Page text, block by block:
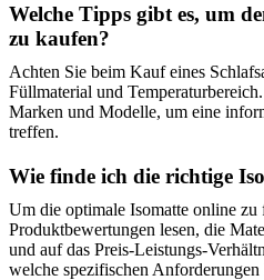
Welche Tipps gibt es, um
zu kaufen?
Achten Sie beim Kauf eines
Füllmaterial und
Marken und Modelle, um eine
treffen.
Wie finde ich die richtige
Um die optimale Isomatte online zu
Produktbewertungen lesen, die
und auf das Preis-Leistungs-
welche spezifischen